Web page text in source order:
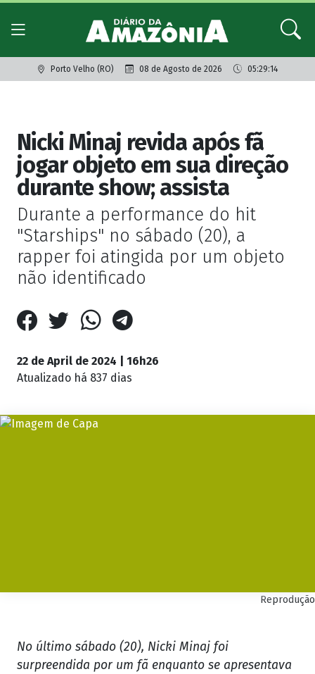
Porto Velho (RO) 08 de Agosto de 2026 05:29:14
Nicki Minaj revida após fã
jogar objeto em sua direção
durante show; assista
Durante a performance do hit
"Starships" no sábado (20), a
rapper foi atingida por um objeto
não identificado
22 de April de 2024 | 16h26
Atualizado há 837 dias
Reprodução
No último sábado (20), Nicki Minaj foi
surpreendida por um fã enquanto se apresentava